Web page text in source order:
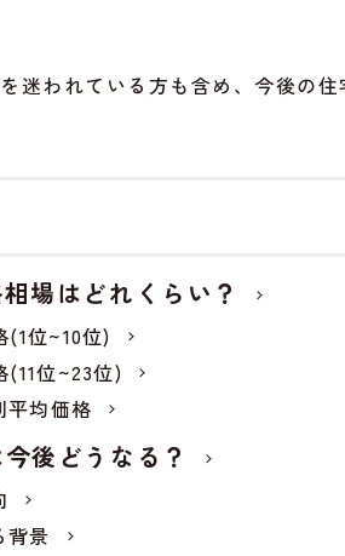
迷われている方も含め、今後の住
場はどれくらい？
位~10位)
位~23位)
平均価格
後どうなる？
背景